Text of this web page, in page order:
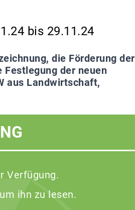
bis 29.11.24
die Förderung der
der neuen
aus Landwirtschaft,
Verfügung.
ihn zu lesen.